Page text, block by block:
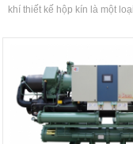
khí thiết kế hộp kín là một
và nhỏ Văn phòng. điều
những ưu điểm của năng
mạnh Sức mạnh. Thiết bị có
tiêu chuẩn và đầu vào nước
Phạm vi 21-35 °C. Thương
mát.Công suất Phạm vi:
dụng: Nhà máy, nhà hàng,